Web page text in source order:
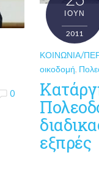
0
ΙΟΎΝ
2011
ΚΟΙΝΩΝΊΑ/
οικοδομή,
εξπρές